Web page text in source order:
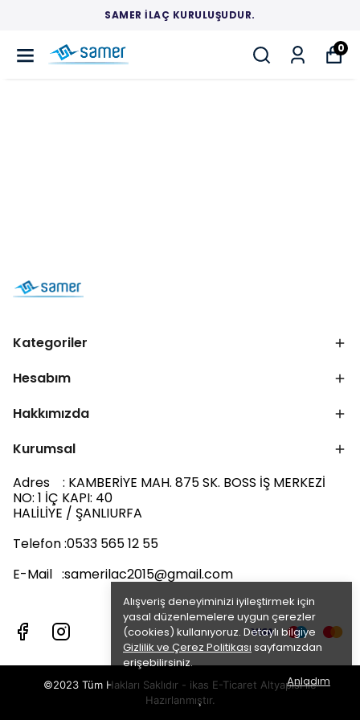
SAMER İLAÇ KURULUŞUDUR.
0
Alışveriş deneyiminizi iyileştirmek için
yasal düzenlemelere uygun çerezler
(cookies) kullanıyoruz. Detaylı bilgiye
Gizlilik ve Çerez Politikası sayfamızdan
erişebilirsiniz.
Anladım
Kategoriler
Hesabım
Hakkımızda
Kurumsal
Adres : KAMBERİYE MAH. 875 SK. BOSS İŞ MERKEZİ
NO: 1 İÇ KAPI: 40
HALİLİYE / ŞANLIURFA
Telefon :0533 565 12 55
E-Mail :samerilac2015@gmail.com
©2023 Tüm Hakları Saklıdır - ikas E-Ticaret Altyapısı ile
Hazırlanmıştır.